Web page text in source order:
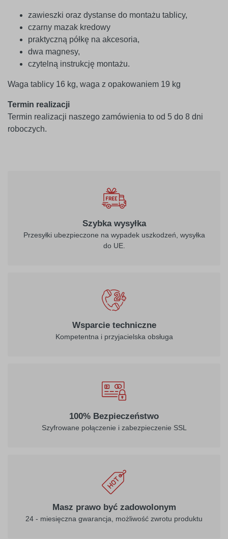
zawieszki oraz dystanse do montażu tablicy,
czarny mazak kredowy
praktyczną półkę na akcesoria,
dwa magnesy,
czytelną instrukcję montażu.
Waga tablicy 16 kg, waga z opakowaniem 19 kg
Termin realizacji
Termin realizacji naszego zamówienia to od 5 do 8 dni
roboczych.
Szybka wysyłka
Przesyłki ubezpieczone na wypadek uszkodzeń, wysyłka
do UE.
Wsparcie techniczne
Kompetentna i przyjacielska obsługa
100% Bezpieczeństwo
Szyfrowane połączenie i zabezpieczenie SSL
Masz prawo być zadowolonym
24 - miesięczna gwarancja, możliwość zwrotu produktu